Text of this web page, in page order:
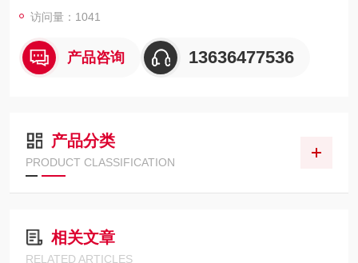
访问量：1041
产品咨询 13636477536
产品分类
PRODUCT CLASSIFICATION
相关文章
RELATED ARTICLES